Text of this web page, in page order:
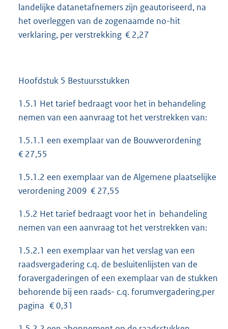
landelijke datanetafnemers zijn geautoriseerd, na
het overleggen van de zogenaamde no-hit
verklaring, per verstrekking € 2,27
Hoofdstuk 5 Bestuursstukken
1.5.1 Het tarief bedraagt voor het in behandeling
nemen van een aanvraag tot het verstrekken van:
1.5.1.1 een exemplaar van de Bouwverordening
€ 27,55
1.5.1.2 een exemplaar van de Algemene plaatselijke
verordening 2009 € 27,55
1.5.2 Het tarief bedraagt voor het in behandeling
nemen van een aanvraag tot het verstrekken van:
1.5.2.1 een exemplaar van het verslag van een
raadsvergadering c.q. de besluitenlijsten van de
foravergaderingen of een exemplaar van de stukken
behorende bij een raads- c.q. forumvergadering,per
pagina € 0,31